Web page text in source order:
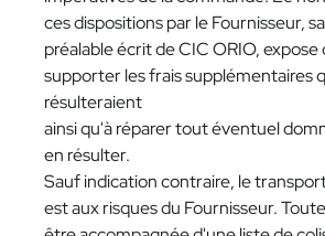
ces dispositions par le Fournisseur,
préalable écrit de CIC ORIO, expose
supporter les frais supplémentaires
résulteraient
ainsi qu'à réparer tout éventuel
en résulter.
Sauf indication contraire, le
est aux risques du Fournisseur.